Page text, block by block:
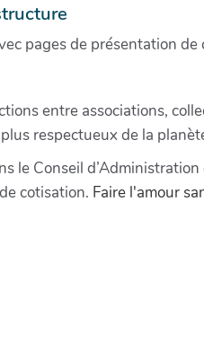
pages de présentation
entre associations,
respectueux de la
le Conseil
cotisation. Faire l'amour